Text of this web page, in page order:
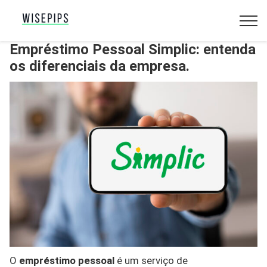
Empréstimo Pessoal Simplic: entenda
os diferenciais da empresa.
O empréstimo pessoal é um serviço de